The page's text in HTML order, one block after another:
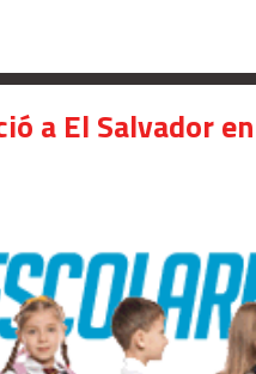
a El Salvador en